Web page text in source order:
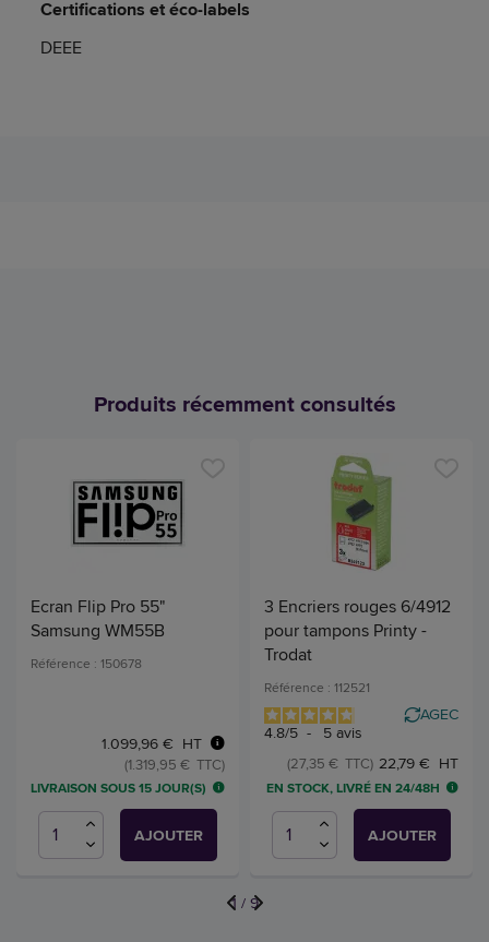
Certifications et éco-labels
DEEE
Produits récemment consultés
Ecran Flip Pro 55"
Samsung WM55B
Référence : 150678
1.099,96 € HT
(1.319,95 € TTC)
LIVRAISON SOUS 15 JOUR(S)
AJOUTER
3 Encriers rouges 6/4912
pour tampons Printy -
Trodat
Référence : 112521
4.8/5 - 5 avis
AGEC
22,79 € HT
(27,35 € TTC)
EN STOCK, LIVRÉ EN 24/48H
AJOUTER
1 / 9